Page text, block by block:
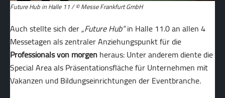
Future Hub in Halle 11 / © Messe Frankfurt GmbH
Auch stellte sich der„Future Hub“in Halle 11.0 an allen 4
Messetagen als zentraler Anziehungspunkt für die
Professionals von morgenheraus: Unter anderem diente die
Special Area als Präsentationsfläche für Unternehmen mit
Vakanzen und Bildungseinrichtungen der Eventbranche.